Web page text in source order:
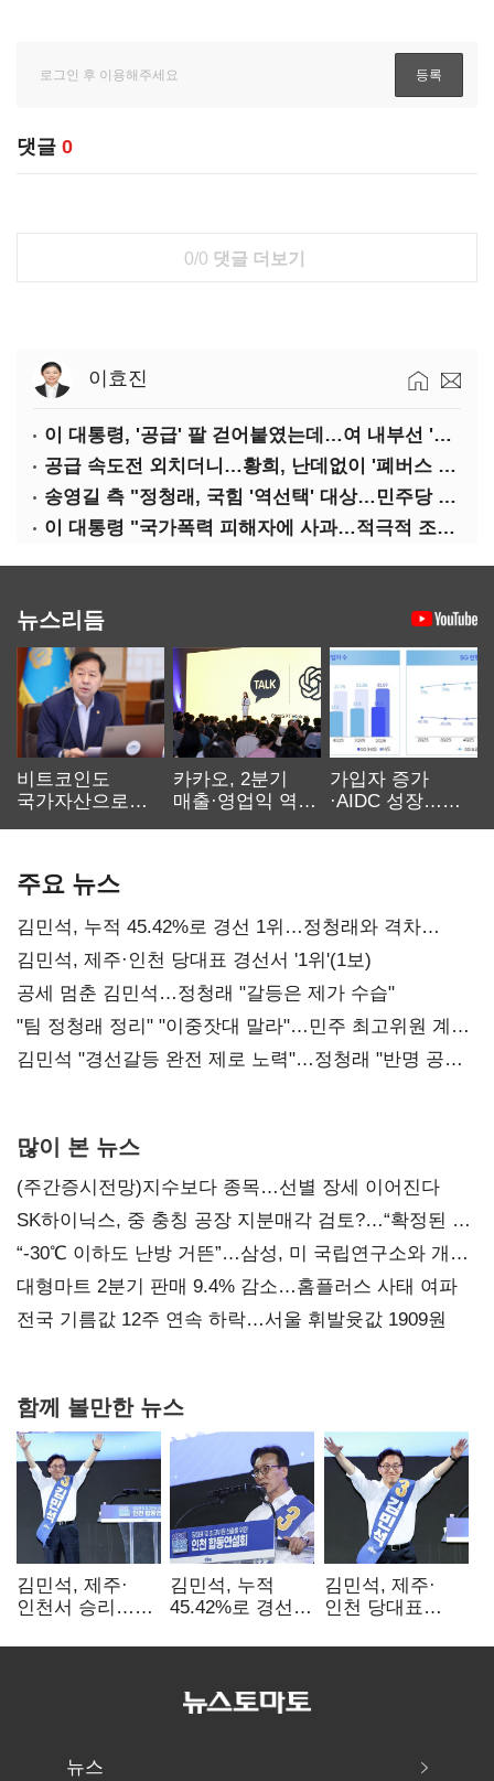
댓글 0
0/0 댓글 더보기
이효진
이 대통령, '공급' 팔 걷어붙였는데…여 내부선 '부동산 망언'(종합)
공급 속도전 외치더니…황희, 난데없이 '폐버스 리모델링' 제안
송영길 측 "정청래, 국힘 '역선택' 대상…민주당 대표로 총선 지휘 못해"
이 대통령 "국가폭력 피해자에 사과…적극적 조사로 진실 밝혀야"
뉴스리듬
비트코인도
국가자산으로…'
카카오, 2분기
매출·영업익 역대
가입자 증가
·AIDC 성장…
주요 뉴스
김민석, 누적 45.42%로 경선 1위…정청래와 격차
0.86%p(2보)
김민석, 제주·인천 당대표 경선서 '1위'(1보)
공세 멈춘 김민석…정청래 "갈등은 제가 수습"
"팀 정청래 정리" "이중잣대 말라"…민주 최고위원 계파
다툼 격화
김민석 "경선갈등 완전 제로 노력"…정청래 "반명 공세
많이 본 뉴스
(주간증시전망)지수보다 종목…선별 장세 이어진다
SK하이닉스, 중 충칭 공장 지분매각 검토?…“확정된 바
없어”
“-30℃ 이하도 난방 거뜬”…삼성, 미 국립연구소와 개발
협력
대형마트 2분기 판매 9.4% 감소…홈플러스 사태 여파
전국 기름값 12주 연속 하락…서울 휘발윳값 1909원
함께 볼만한 뉴스
김민석, 제주·
인천서 승리…
탈환'(종합)
김민석, 누적
45.42%로 경선
격차
김민석, 제주·
인천 당대표
뉴스